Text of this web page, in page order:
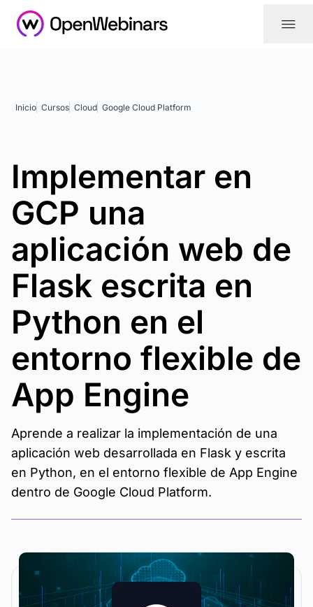
|||
Inicio Cursos Cloud Google Cloud Platform
Implementar en
GCP una
aplicación web de
Flask escrita en
Python en el
entorno flexible de
App Engine
Aprende a realizar la implementación de una
aplicación web desarrollada en Flask y escrita
en Python, en el entorno flexible de App Engine
dentro de Google Cloud Platform.